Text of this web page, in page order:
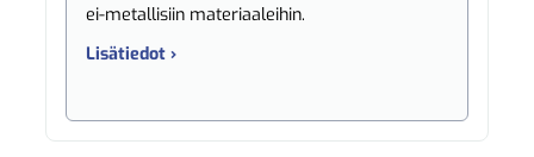
ei-metallisiin materiaaleihin.
Lisätiedot ›